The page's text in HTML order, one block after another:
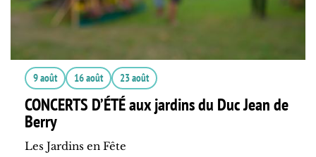
9 août 16 août 23 août
CONCERTS D’ÉTÉ aux jardins du Duc Jean de
Berry
Les Jardins en Fête